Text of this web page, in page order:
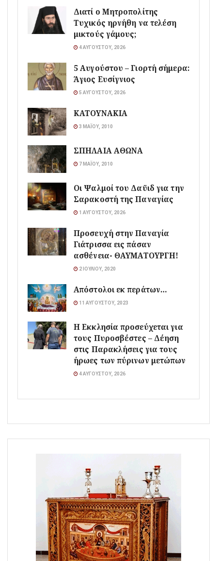
Διατί ο Μητροπολίτης
Τυχικός ηρνήθη να τελέση
μικτούς γάμους;
4 ΑΥΓΟΎΣΤΟΥ, 2026
5 Αυγούστου – Γιορτή σήμερα:
Άγιος Ευσίγνιος
5 ΑΥΓΟΎΣΤΟΥ, 2026
ΚΑΤΟΥΝΑΚΙΑ
3 ΜΑΪ́ΟΥ, 2010
ΣΠΗΛΑΙΑ ΑΘΩΝΑ
7 ΜΑΪ́ΟΥ, 2010
Οι Ψαλμοί του Δαϋιδ για την
Σαρακοστή της Παναγίας
1 ΑΥΓΟΎΣΤΟΥ, 2026
Προσευχή στην Παναγία
Γιάτρισσα εις πάσαν
ασθένεια- ΘΑΥΜΑΤΟΥΡΓΗ!
2 ΙΟΥΛΊΟΥ, 2020
Απόστολοι εκ περάτων…
11 ΑΥΓΟΎΣΤΟΥ, 2023
Η Εκκλησία προσεύχεται για
τους Πυροσβέστες – Δέηση
στις Παρακλήσεις για τους
ήρωες των πύρινων μετώπων
4 ΑΥΓΟΎΣΤΟΥ, 2026